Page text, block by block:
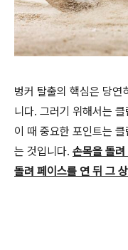
벙커 탈출의 핵심은 당연
니다. 그러기 위해서는
이 때 중요한 포인트는
는 것입니다. 손목을 돌
돌려 페이스를 연 뒤 그